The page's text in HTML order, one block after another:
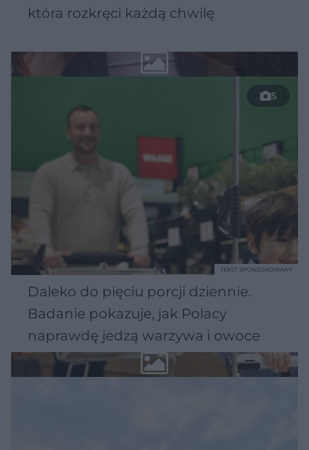
która rozkręci każdą chwilę
5
Daleko do pięciu porcji dziennie.
Badanie pokazuje, jak Polacy
naprawdę jedzą warzywa i owoce
TEKST SPONSOROWANY